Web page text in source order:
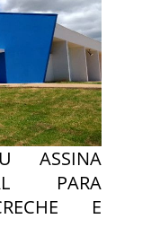
ASSINA
PARA
E